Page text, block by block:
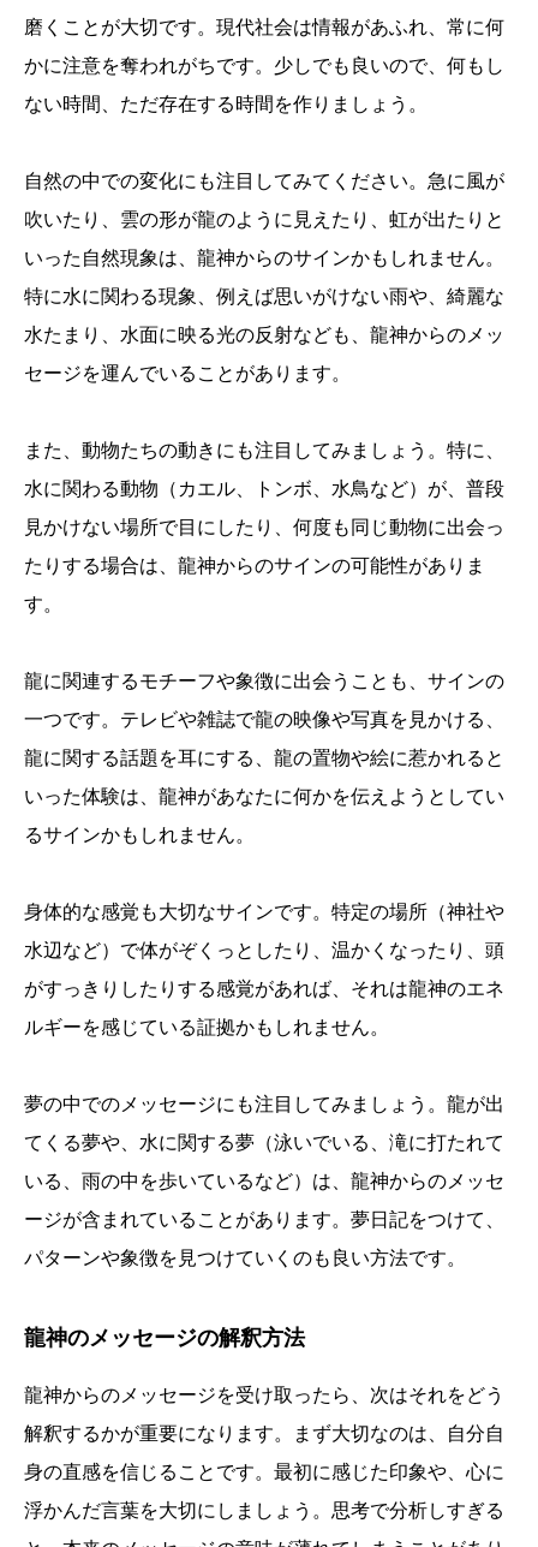
磨くことが大切です。現代社会は情報があふれ、常に何
かに注意を奪われがちです。少しでも良いので、何もし
ない時間、ただ存在する時間を作りましょう。
自然の中での変化にも注目してみてください。急に風が
吹いたり、雲の形が龍のように見えたり、虹が出たりと
いった自然現象は、龍神からのサインかもしれません。
特に水に関わる現象、例えば思いがけない雨や、綺麗な
水たまり、水面に映る光の反射なども、龍神からのメッ
セージを運んでいることがあります。
また、動物たちの動きにも注目してみましょう。特に、
水に関わる動物（カエル、トンボ、水鳥など）が、普段
見かけない場所で目にしたり、何度も同じ動物に出会っ
たりする場合は、龍神からのサインの可能性がありま
す。
龍に関連するモチーフや象徴に出会うことも、サインの
一つです。テレビや雑誌で龍の映像や写真を見かける、
龍に関する話題を耳にする、龍の置物や絵に惹かれると
いった体験は、龍神があなたに何かを伝えようとしてい
るサインかもしれません。
身体的な感覚も大切なサインです。特定の場所（神社や
水辺など）で体がぞくっとしたり、温かくなったり、頭
がすっきりしたりする感覚があれば、それは龍神のエネ
ルギーを感じている証拠かもしれません。
夢の中でのメッセージにも注目してみましょう。龍が出
てくる夢や、水に関する夢（泳いでいる、滝に打たれて
いる、雨の中を歩いているなど）は、龍神からのメッセ
ージが含まれていることがあります。夢日記をつけて、
パターンや象徴を見つけていくのも良い方法です。
龍神のメッセージの解釈方法
龍神からのメッセージを受け取ったら、次はそれをどう
解釈するかが重要になります。まず大切なのは、自分自
身の直感を信じることです。最初に感じた印象や、心に
浮かんだ言葉を大切にしましょう。思考で分析しすぎる